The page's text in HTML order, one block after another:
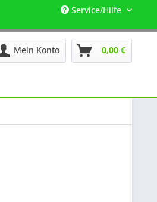
Service/Hilfe
Mein Konto 0,00 €